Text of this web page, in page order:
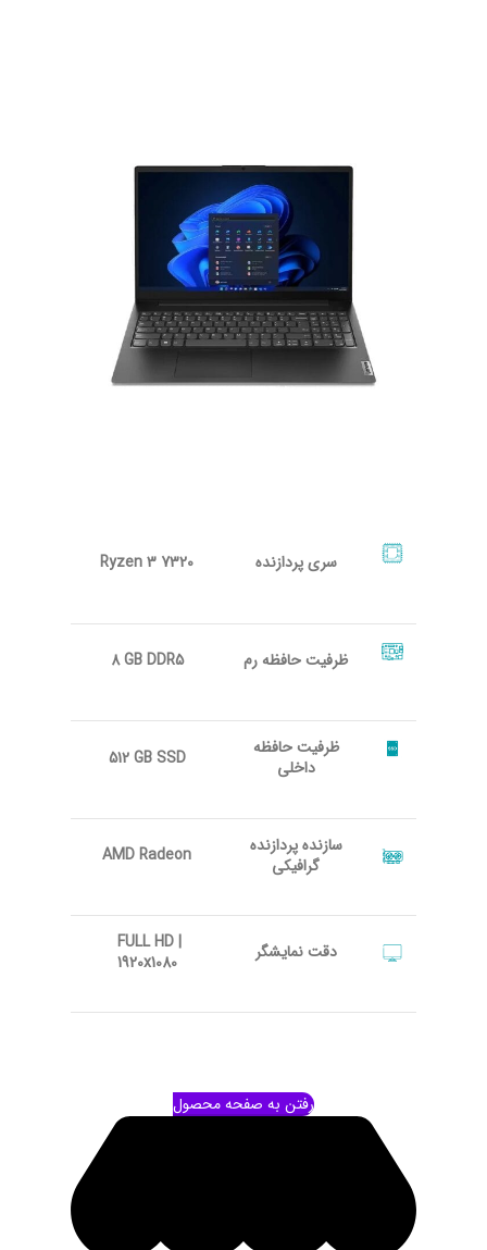
Ryzen 3 7320 سری پردازنده
8 GB DDR5 ظرفیت حافظه رم
512 GB SSD
ظرفیت حافظه
داخلی
AMD Radeon
سازنده پردازنده
گرافیکی
FULL HD |
1920x1080
دقت نمایشگر
رفتن به صفحه محصول